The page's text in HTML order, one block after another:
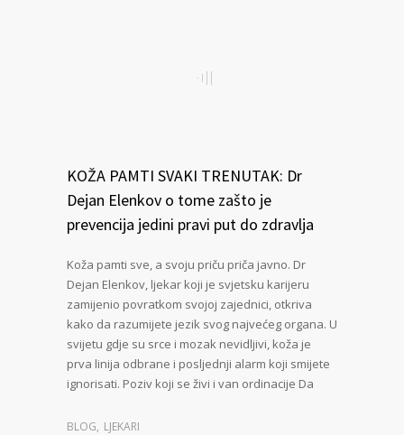
KOŽA PAMTI SVAKI TRENUTAK: Dr
Dejan Elenkov o tome zašto je
prevencija jedini pravi put do zdravlja
Koža pamti sve, a svoju priču priča javno. Dr
Dejan Elenkov, ljekar koji je svjetsku karijeru
zamijenio povratkom svojoj zajednici, otkriva
kako da razumijete jezik svog najvećeg organa. U
svijetu gdje su srce i mozak nevidljivi, koža je
prva linija odbrane i posljednji alarm koji smijete
ignorisati. Poziv koji se živi i van ordinacije Da
BLOG, LJEKARI